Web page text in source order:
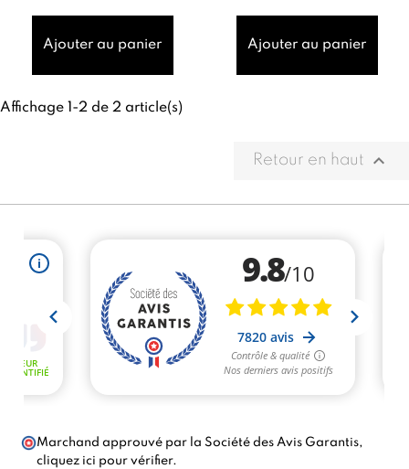
brille dans
Ajouter au panier
. Il brille dans
Ajouter au panier
Affichage 1-2 de 2 article(s)
Retour en haut 
Marchand approuvé par la Société des Avis Garantis,
cliquez ici pour vérifier.